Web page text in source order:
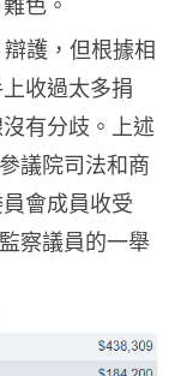
護，但根據相
收過太多捐
有分歧。上述
議院司法和商
會成員收受
察議員的一舉